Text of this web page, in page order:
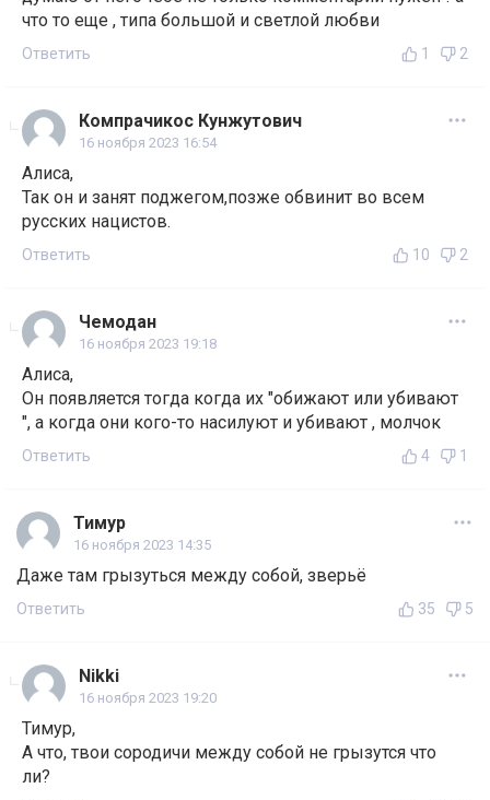
что то еще , типа большой и светлой любви
Ответить 1 2
Компрачикос Кунжутович
16 ноября 2023 16:54
Алиса,
Так он и занят поджегом,позже обвинит во всем
русских нацистов.
Ответить 10 2
Чемодан
16 ноября 2023 19:18
Алиса,
Он появляется тогда когда их "обижают или убивают
", а когда они кого-то насилуют и убивают , молчок
Ответить 4 1
Тимур
16 ноября 2023 14:35
Даже там грызуться между собой, зверьё
Ответить 35 5
Nikki
16 ноября 2023 19:20
Тимур,
А что, твои сородичи между собой не грызутся что
ли?